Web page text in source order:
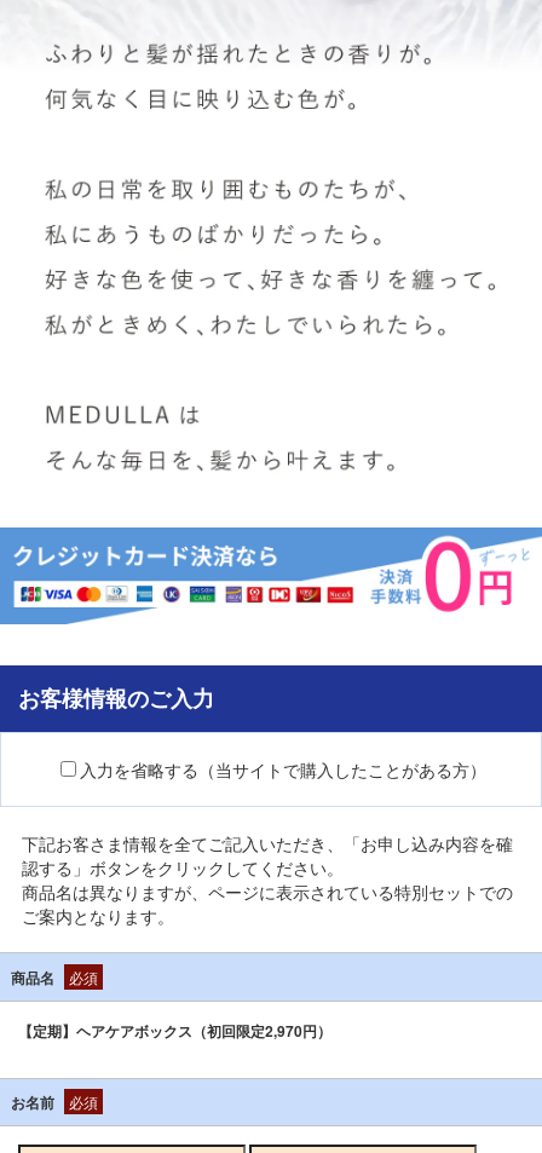
お客様情報のご入力
入力を省略する（当サイトで購入したことがある方）
下記お客さま情報を全てご記入いただき、「お申し込み内容を確
認する」ボタンをクリックしてください。
商品名は異なりますが、ページに表示されている特別セットでの
ご案内となります。
商品名 必須
【定期】ヘアケアボックス（初回限定2,970円）
お名前 必須